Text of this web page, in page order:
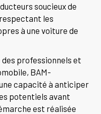
soucieux de
les
à une voiture de
professionnels et
BAM-
capacité à anticiper
potentiels avant
est réalisée